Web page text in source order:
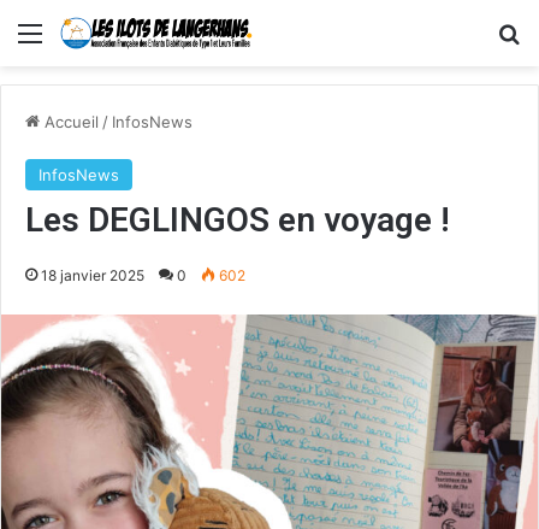
Menu
Accueil / InfosNews
InfosNews
Les DEGLINGOS en voyage !
18 janvier 2025 0 602